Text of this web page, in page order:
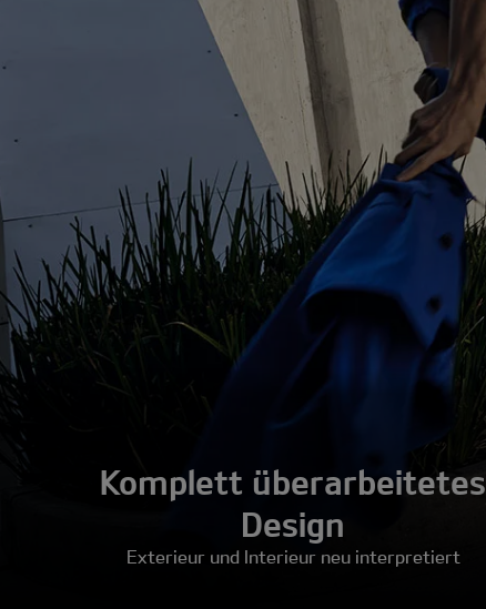
Komplett überarbeitetes
Design
Exterieur und Interieur neu interpretiert